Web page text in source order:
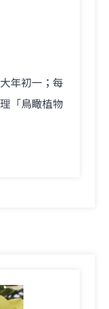
年初一；每
「鳥瞰植物